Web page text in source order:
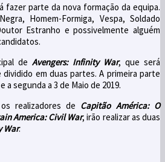
fazer parte da nova formação da equipa.
Homem-Formiga, Vespa, Soldado
Estranho e possivelmente alguém
de Avengers: Infinity War, que será
em duas partes. A primeira parte
a segunda a 3 de Maio de 2019.
realizadores de Capitão América: O
America: Civil War, irão realizar as duas
War.